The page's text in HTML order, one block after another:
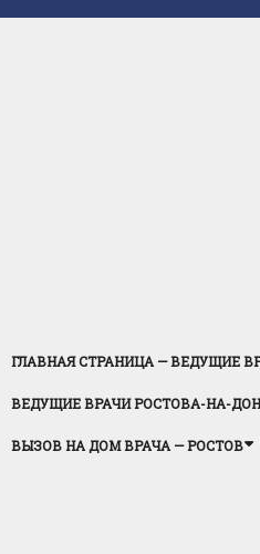
ГЛАВНАЯ СТРАНИЦА — ВЕДУЩИЕ
ВЕДУЩИЕ ВРАЧИ РОСТОВА-НА-
ВЫЗОВ НА ДОМ ВРАЧА — РОСТОВ